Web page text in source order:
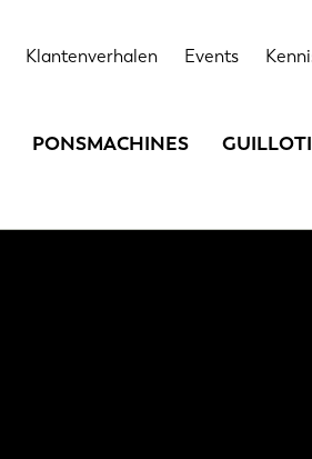
Klantenverhalen Events
PONSMACHINES